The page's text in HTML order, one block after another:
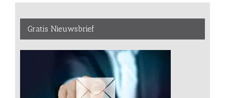
Gratis Nieuwsbrief